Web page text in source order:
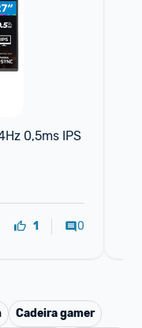
0,5ms IPS
1 0
Cadeira gamer